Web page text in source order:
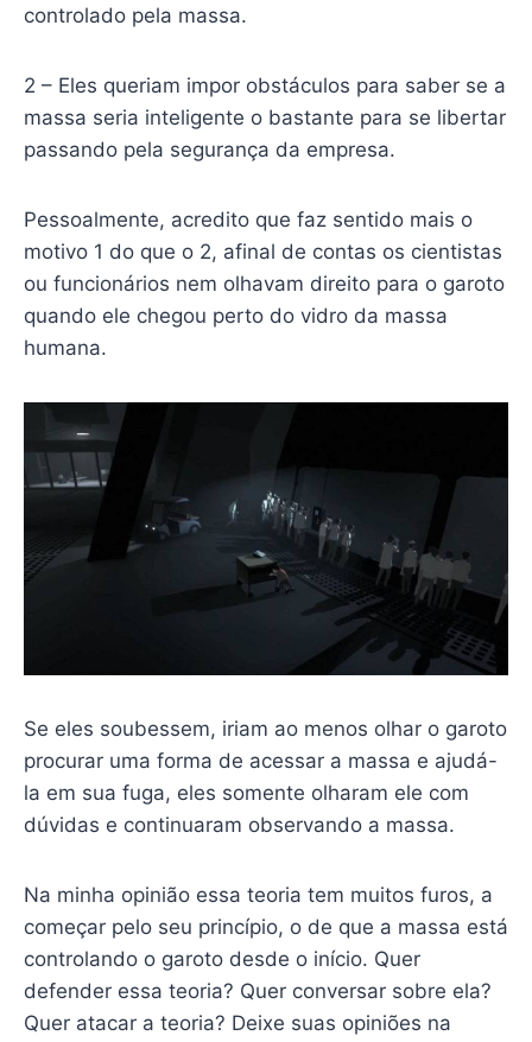
controlado pela massa.
2 – Eles queriam impor obstáculos para saber se a
massa seria inteligente o bastante para se libertar
passando pela segurança da empresa.
Pessoalmente, acredito que faz sentido mais o
motivo 1 do que o 2, afinal de contas os cientistas
ou funcionários nem olhavam direito para o garoto
quando ele chegou perto do vidro da massa
humana.
Se eles soubessem, iriam ao menos olhar o garoto
procurar uma forma de acessar a massa e ajudá-
la em sua fuga, eles somente olharam ele com
dúvidas e continuaram observando a massa.
Na minha opinião essa teoria tem muitos furos, a
começar pelo seu princípio, o de que a massa está
controlando o garoto desde o início. Quer
defender essa teoria? Quer conversar sobre ela?
Quer atacar a teoria? Deixe suas opiniões na